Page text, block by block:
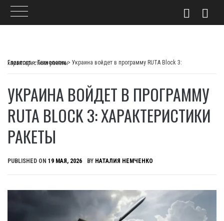
Главпост>Технологии>
Украина войдет в программу RUTA Block 3: характеристики ракеты
УКРАИНА ВОЙДЕТ В ПРОГРАММУ
RUTA BLOCK 3: ХАРАКТЕРИСТИКИ
РАКЕТЫ
PUBLISHED ON 19 МАЯ, 2026 BY НАТАЛИЯ НЕМЧЕНКО